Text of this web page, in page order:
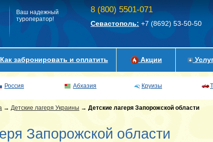
Ваш надежный
туроператор!
8 (800) 5501-071
Севастополь: +7 (8692) 53-50-50
забронировать и оплатить Акции
Россия Абхазия Круизы
→ Детские лагеря Украины → Детские лагеря Запорожской области
Запорожской области